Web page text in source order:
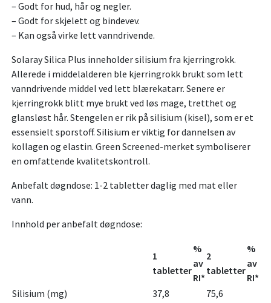
– Godt for hud, hår og negler.
– Godt for skjelett og bindevev.
– Kan også virke lett vanndrivende.
Solaray Silica Plus inneholder silisium fra kjerringrokk.
Allerede i middelalderen ble kjerringrokk brukt som lett
vanndrivende middel ved lett blærekatarr. Senere er
kjerringrokk blitt mye brukt ved løs mage, tretthet og
glansløst hår. Stengelen er rik på silisium (kisel), som er et
essensielt sporstoff. Silisium er viktig for dannelsen av
kollagen og elastin. Green Screened-merket symboliserer
en omfattende kvalitetskontroll.
Anbefalt døgndose: 1-2 tabletter daglig med mat eller
vann.
Innhold per anbefalt døgndose:
1
tabletter
%
av
RI*
2
tabletter
%
av
RI*
Silisium (mg)
37,8 75,6